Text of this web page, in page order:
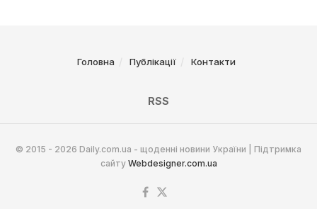
Головна Публікації Контакти
RSS
© 2015 - 2026 Daily.com.ua - щоденні новини України | Підтримка
сайту Webdesigner.com.ua